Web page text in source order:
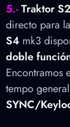
5.-Traktor S2
directo para la
S4 mk3
doble
Encontramos
tempo
SYNC/